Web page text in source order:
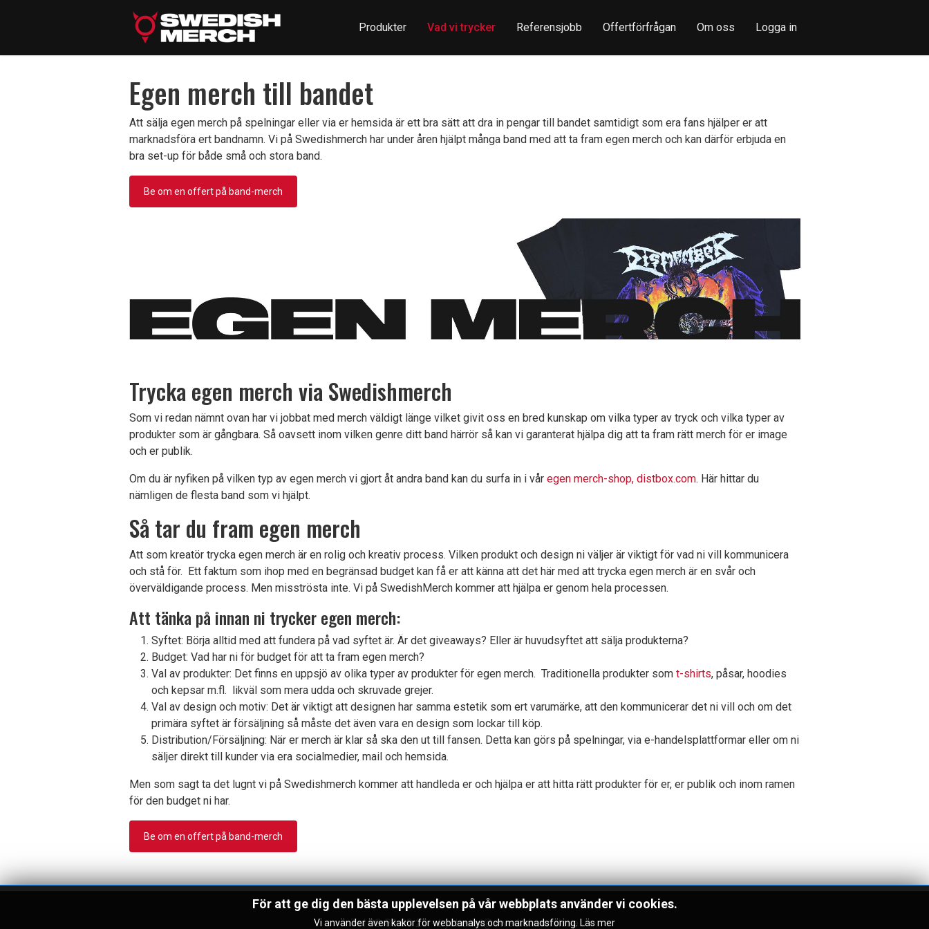
Produkter Vad vi trycker Referensjobb Offertförfrågan Om oss Logga in
Egen merch till bandet
Att sälja egen merch på spelningar eller via er hemsida är ett bra sätt att dra in pengar till bandet samtidigt som era fans hjälper er att
marknadsföra ert bandnamn. Vi på Swedishmerch har under åren hjälpt många band med att ta fram egen merch och kan därför erbjuda en
bra set-up för både små och stora band.
Be om en offert på band-merch
Trycka egen merch via Swedishmerch
Som vi redan nämnt ovan har vi jobbat med merch väldigt länge vilket givit oss en bred kunskap om vilka typer av tryck och vilka typer av
produkter som är gångbara. Så oavsett inom vilken genre ditt band härrör så kan vi garanterat hjälpa dig att ta fram rätt merch för er image
och er publik.
Om du är nyfiken på vilken typ av egen merch vi gjort åt andra band kan du surfa in i vår egen merch-shop, distbox.com. Här hittar du
nämligen de flesta band som vi hjälpt.
Så tar du fram egen merch
Att som kreatör trycka egen merch är en rolig och kreativ process. Vilken produkt och design ni väljer är viktigt för vad ni vill kommunicera
och stå för. Ett faktum som ihop med en begränsad budget kan få er att känna att det här med att trycka egen merch är en svår och
överväldigande process. Men misströsta inte. Vi på SwedishMerch kommer att hjälpa er genom hela processen.
Att tänka på innan ni trycker egen merch:
Syftet: Börja alltid med att fundera på vad syftet är. Är det giveaways? Eller är huvudsyftet att sälja produkterna?
Budget: Vad har ni för budget för att ta fram egen merch?
Val av produkter: Det finns en uppsjö av olika typer av produkter för egen merch. Traditionella produkter som t-shirts, påsar, hoodies
och kepsar m.fl. likväl som mera udda och skruvade grejer.
Val av design och motiv: Det är viktigt att designen har samma estetik som ert varumärke, att den kommunicerar det ni vill och om det
primära syftet är försäljning så måste det även vara en design som lockar till köp.
Distribution/Försäljning: När er merch är klar så ska den ut till fansen. Detta kan görs på spelningar, via e-handelsplattformar eller om ni
säljer direkt till kunder via era socialmedier, mail och hemsida.
Men som sagt ta det lugnt vi på Swedishmerch kommer att handleda er och hjälpa er att hitta rätt produkter för er, er publik och inom ramen
för den budget ni har.
Be om en offert på band-merch
För att ge dig den bästa upplevelsen på vår webbplats använder vi cookies.
Vi använder även kakor för webbanalys och marknadsföring. Läs mer
Tel 08-81 90 20-tryckeriet@swedishmerch.se